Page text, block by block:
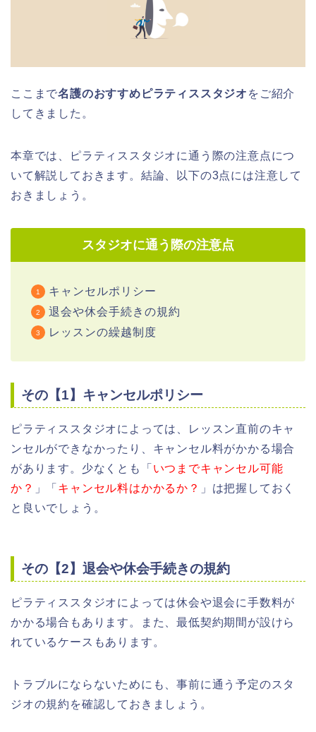
ここまで名護のおすすめピラティススタジオ をご紹介
してきました。
本章では、ピラティススタジオに通う際の注意点につ
いて解説しておきます。結論、以下の3点には注意して
おきましょう。
スタジオに通う際の注意点
キャンセルポリシー
退会や休会手続きの規約
レッスンの繰越制度
その【1】キャンセルポリシー
ピラティススタジオによっては、レッスン直前のキャ
ンセルができなかったり、キャンセル料がかかる場合
があります。少なくとも「 いつまでキャンセル可能
か？
」「 キャンセル料はかかるか？
」は把握しておく
と良いでしょう。
その【2】退会や休会手続きの規約
ピラティススタジオによっては休会や退会に手数料が
かかる場合もあります。また、最低契約期間が設けら
れているケースもあります。
トラブルにならないためにも、事前に通う予定のスタ
ジオの規約を確認しておきましょう。